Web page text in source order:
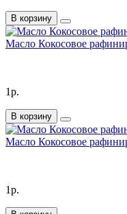
В корзину
Масло Кокосовое
1р.
В корзину
Масло Кокосовое
1р.